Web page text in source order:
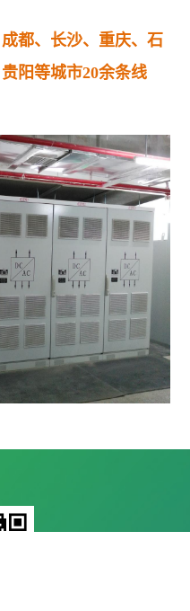
都、长沙、重庆、石
阳等城市20余条线